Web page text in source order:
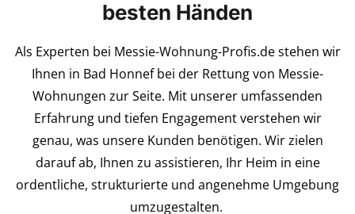
besten Händen
Als Experten bei Messie-Wohnung-Profis.de stehen wir
Ihnen in Bad Honnef bei der Rettung von Messie-
Wohnungen zur Seite. Mit unserer umfassenden
Erfahrung und tiefen Engagement verstehen wir
genau, was unsere Kunden benötigen. Wir zielen
darauf ab, Ihnen zu assistieren, Ihr Heim in eine
ordentliche, strukturierte und angenehme Umgebung
umzugestalten.